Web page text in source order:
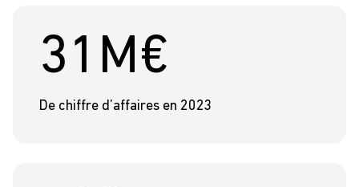
31M€
De chiffre d’affaires en 2023